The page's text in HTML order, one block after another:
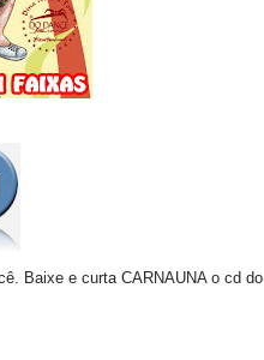
Baixe e curta CARNAUNA o cd do